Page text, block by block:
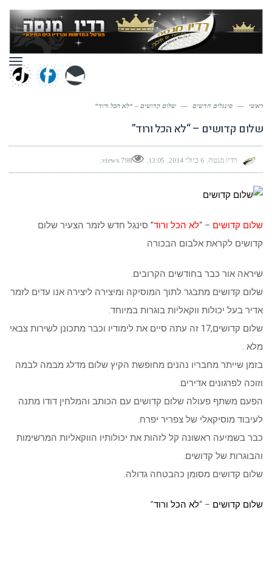
ראשי — סינגלים חדשים — שלום קדושים – “לא הכל ורוד”
שלום קדושים – “לא הכל ורוד”
רדיו מנטה 6 ביולי 2014 13:05
798 views
שלום קדושים – “לא הכל ורוד” סינגל חדש לזמר הצעיר שלום
קדושים לקראת אלבום הבכורה
שיראה אור כבר בחודשים הקרובים.
שלום קדושים מתבגר לתוך המוסיקה ומיצירה ליצירה אנו עדים לזמר
אדיר בעל יכולות ווקאליות בוגרות במיוחד.
שלום קדושים,17 זה עתה סיים את לימודיו וכבר מתכונן לשירות צבאי
מלא .
בזמן שייתר מחבריו נהנים מחופשת הקיץ שלום מדלג מבמה לבמה
וזוכה לפרגונים אדירים.
הפעם משתף פעולה שלום קדושים עם הכותב והמלחין דודו מתנה
לעיבוד מוסיקאלי של צפריר יפרח.
כבר בשמיעה ראשונה קל לזהות את יכולותיו הווקאליות המרשימות
והבוגרות של קדושים.
שלום קדושים מסומן כהבטחה גדולה.
שלום קדושים – “לא הכל ורוד”